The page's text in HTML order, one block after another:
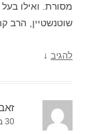
מסורת. ואילו
שוטנשטיין, הרב
להגיב ↓
30 בינואר 2014 בשעה 21:16